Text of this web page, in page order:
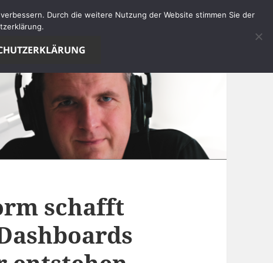
schafft
Durch die weitere Nutzung der Website stimmen Sie der